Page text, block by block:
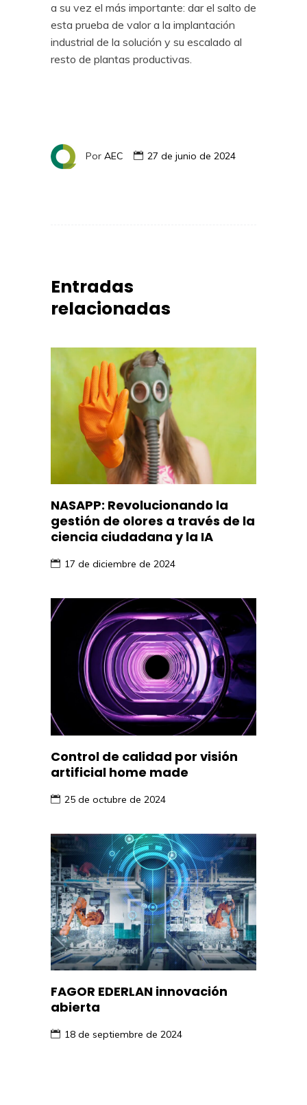
a su vez el más importante: dar el salto de
esta prueba de valor a la implantación
industrial de la solución y su escalado al
resto de plantas productivas.
Por AEC 27 de junio de 2024
Entradas
relacionadas
NASAPP: Revolucionando la
gestión de olores a través de la
ciencia ciudadana y la IA
17 de diciembre de 2024
Control de calidad por visión
artificial home made
25 de octubre de 2024
FAGOR EDERLAN innovación
abierta
18 de septiembre de 2024